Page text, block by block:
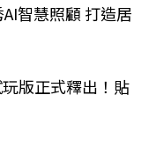
智慧照顧 打造居
版正式釋出！貼